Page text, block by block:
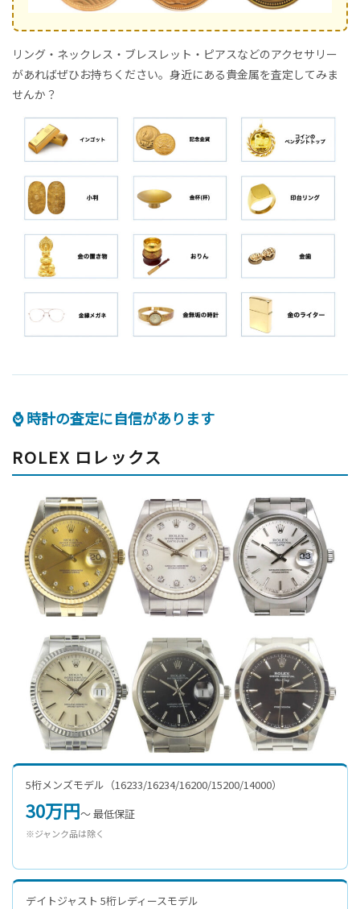
リング・ネックレス・ブレスレット・ピアスなどのアクセサリー
があればぜひお持ちください。身近にある貴金属を査定してみま
せんか？
⌚ 時計の査定に自信があります
ROLEX ロレックス
5桁メンズモデル（16233/16234/16200/15200/14000）
30万円〜 最低保証
※ジャンク品は除く
デイトジャスト 5桁レディースモデル